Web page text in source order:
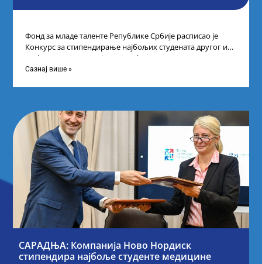
Фонд за младе таленте Републике Србије расписао је
Конкурс за стипендирање најбољих студената другог и
трећег степена студија на водећим
Сазнај више »
САРАДЊА: Компанија Ново Нордиск
стипендира најбоље студенте медицине